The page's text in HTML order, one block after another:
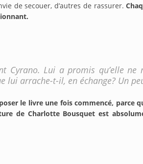
de secouer, d’autres de rassurer.
Cyrano. Lui a promis qu’elle ne
lui arrache-t-il, en échange? Un
le livre une fois commencé, parce
de Charlotte Bousquet est